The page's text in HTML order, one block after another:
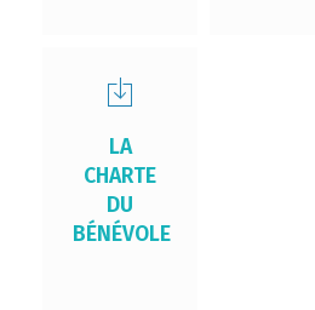
LA
CHARTE
DU
BÉNÉVOLE